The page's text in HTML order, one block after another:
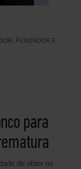
FUNDADOR E
para
de obter os